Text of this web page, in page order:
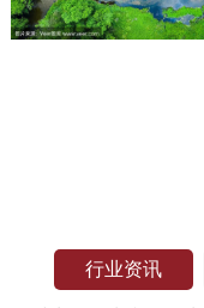
行业资讯